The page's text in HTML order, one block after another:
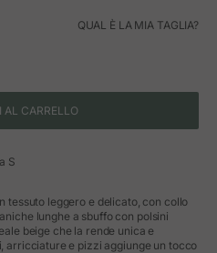
QUAL È LA MIA TAGLIA?
AL CARRELLO
S
tessuto leggero e delicato, con collo
lunghe a sbuffo con polsini
beige che la rende unica e
arricciature e pizzi aggiunge un tocco